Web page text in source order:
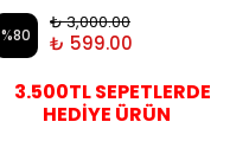
%80
₺ 3,000.00
₺ 599.00
3.500TL SEPETLERDE
HEDİYE ÜRÜN